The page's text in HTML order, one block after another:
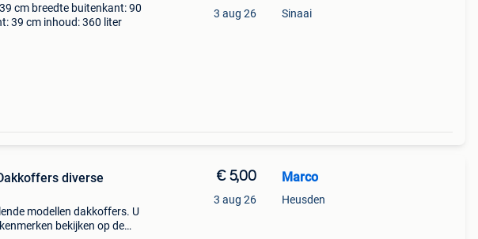
cm breedte buitenkant: 90
39 cm inhoud: 360 liter
3 aug 26 Sinaai
diverse
modellen dakkoffers. U
bekijken op de
€ 5,00
3 aug 26
Marco
Heusden